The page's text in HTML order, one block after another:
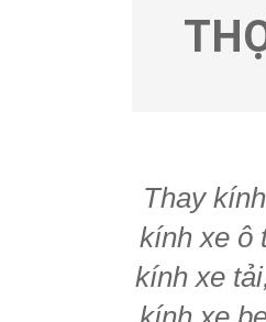
Thay
kính xe ô
kính xe